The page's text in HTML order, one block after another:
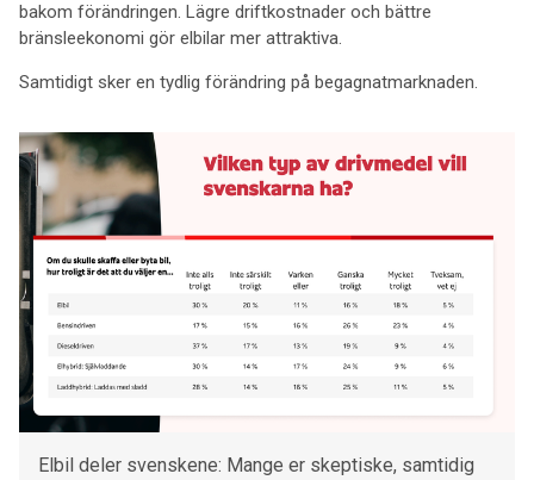
bakom förändringen. Lägre driftkostnader och bättre
bränsleekonomi gör elbilar mer attraktiva.
Samtidigt sker en tydlig förändring på begagnatmarknaden.
Elbil deler svenskene: Mange er skeptiske, samtidig